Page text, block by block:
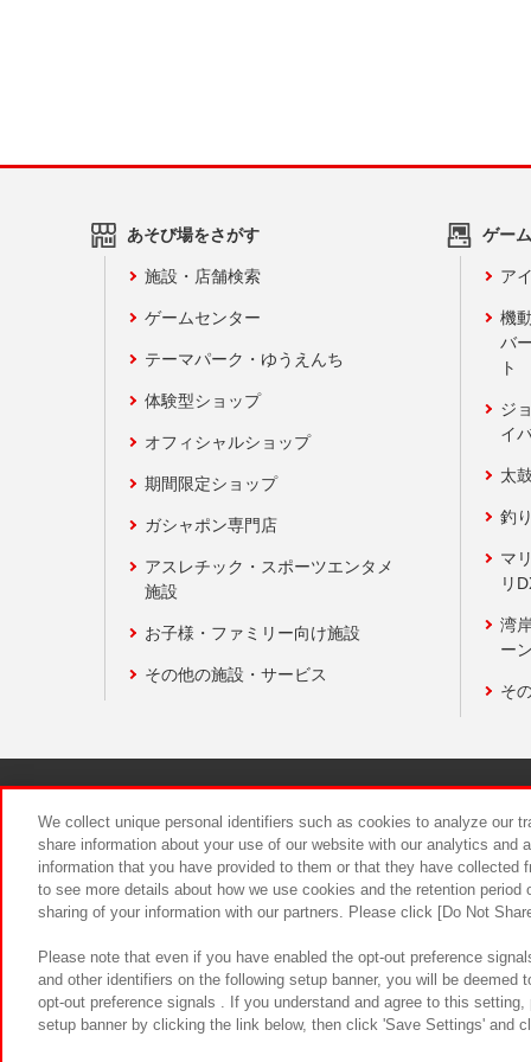
あそび場をさがす
施設・店舗検索
ゲームセンター
テーマパーク・ゆうえんち
体験型ショップ
オフィシャルショップ
期間限定ショップ
ガシャポン専門店
アスレチック・スポーツエンタメ
施設
お子様・ファミリー向け施設
その他の施設・サービス
ゲー
ア
機
バ
ト
ジ
イ
太
釣
マ
リ
湾
ー
そ
食品のご
We collect unique personal identifiers such as cookies to analyze our
share information about your use of our website with our analytics and
information that you have provided to them or that they have
to see more details about how we use cookies and the retention
sharing of your information with our partners. Please click [Do Not
Please note that even if you have enabled the opt-out preference
and other identifiers on the following setup banner, you will be
opt-out preference signals . If you understand and agree to this
setup banner by clicking the link below, then click 'Save Settings' and